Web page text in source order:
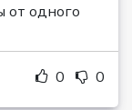
от одного
0 0